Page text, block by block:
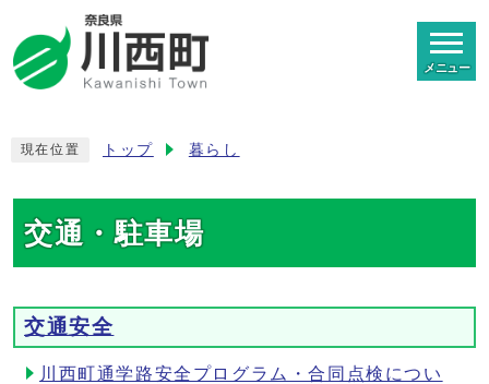
メニュー
現在位置 トップ 暮らし
交通・駐車場
交通安全
川西町通学路安全プログラム・合同点検につい